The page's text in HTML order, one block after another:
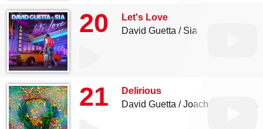
20
Let's Love
David Guetta
Sia
21
Delirious
David Guetta
Joachim Garraud